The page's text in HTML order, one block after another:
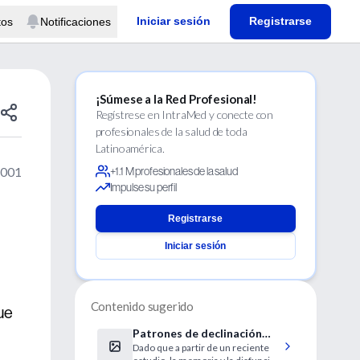
Notificaciones Iniciar sesión Registrarse
¡Súmese a la Red Profesional!
Regístrese en IntraMed y conecte con
profesionales de la salud de toda
Latinoamérica.
+1.1 M profesionales de la salud
Impulse su perfil
Registrarse
Iniciar sesión
Contenido sugerido
Patrones de declinación
cognitiva en la enfermedad
Dado que a partir de un reciente